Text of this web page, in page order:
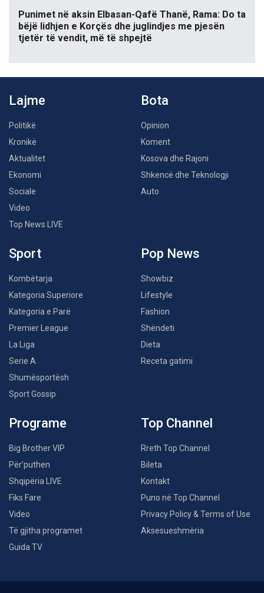
Punimet në aksin Elbasan-Qafë Thanë, Rama: Do ta
bëjë lidhjen e Korçës dhe juglindjes me pjesën
tjetër të vendit, më të shpejtë
Lajme
Politikë
Kronikë
Aktualitet
Ekonomi
Sociale
Video
Top News LIVE
Bota
Opinion
Koment
Kosova dhe Rajoni
Shkencë dhe Teknologji
Auto
Sport
Kombëtarja
Kategoria Superiore
Kategoria e Parë
Premier League
La Liga
Serie A
Shumësportësh
Sport Gossip
Pop News
Showbiz
Lifestyle
Fashion
Shëndeti
Dieta
Receta gatimi
Programe
Big Brother VIP
Për’puthen
Shqipëria LIVE
Fiks Fare
Video
Të gjitha programet
Guida TV
Top Channel
Rreth Top Channel
Bileta
Kontakt
Puno në Top Channel
Privacy Policy & Terms of Use
Aksesueshmëria